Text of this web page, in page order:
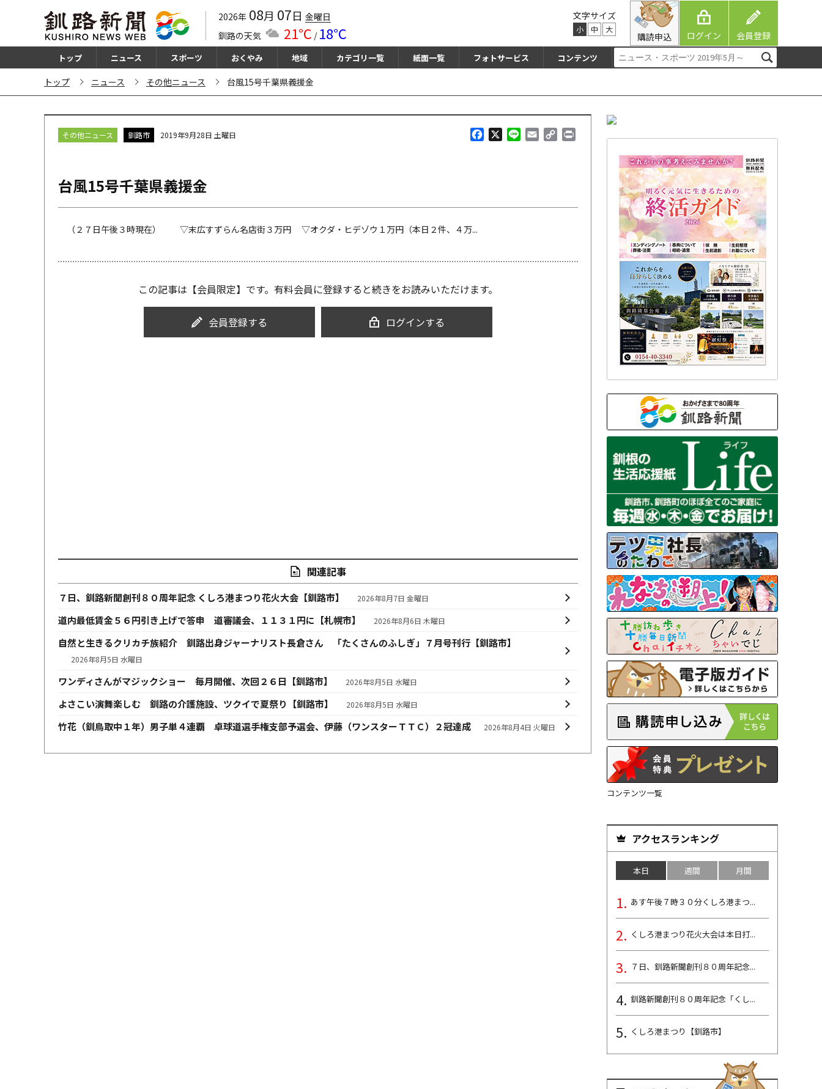
2026年 08月 07日 金曜日
釧路の天気
21℃ / 18℃
文字サイズ
小 中 大
購読申込 ログイン 会員登録
トップ ニュース スポーツ おくやみ 地域 カテゴリ一覧 紙面一覧 フォトサービス コンテンツ
トップ ニュース その他ニュース 台風15号千葉県義援金
その他ニュース 釧路市 2019年9月28日 土曜日
台風15号千葉県義援金
（２７日午後３時現在） ▽末広すずらん名店街３万円 ▽オクダ・ヒデゾウ１万円（本日２件、４万...
この記事は【会員限定】です。有料会員に登録すると続きをお読みいただけます。
会員登録する ログインする
関連記事
７日、釧路新聞創刊８０周年記念 くしろ港まつり花火大会【釧路市】 2026年8月7日 金曜日
道内最低賃金５６円引き上げで答申 道審議会、１１３１円に【札幌市】 2026年8月6日 木曜日
自然と生きるクリカチ族紹介 釧路出身ジャーナリスト長倉さん 「たくさんのふしぎ」７月号刊行【釧路市】
2026年8月5日 水曜日
ワンディさんがマジックショー 毎月開催、次回２６日【釧路市】 2026年8月5日 水曜日
よさこい演舞楽しむ 釧路の介護施設、ツクイで夏祭り【釧路市】 2026年8月5日 水曜日
竹花（釧鳥取中１年）男子単４連覇 卓球道選手権支部予選会、伊藤（ワンスターＴＴＣ）２冠達成 2026年8月4日 火曜日
コンテンツ一覧
アクセスランキング
本日 週間 月間
あす午後７時３０分くしろ港まつ...
くしろ港まつり花火大会は本日打...
７日、釧路新聞創刊８０周年記念...
釧路新聞創刊８０周年記念「くし...
くしろ港まつり【釧路市】